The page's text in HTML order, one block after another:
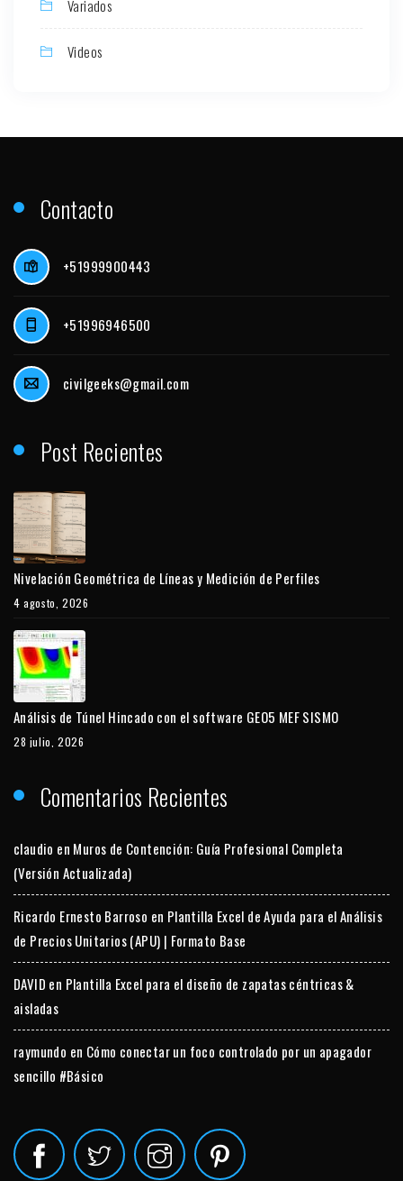
Variados
Videos
Contacto
+51999900443
+51996946500
civilgeeks@gmail.com
Post Recientes
Nivelación Geométrica de Líneas y Medición de Perfiles
4 agosto, 2026
Análisis de Túnel Hincado con el software GEO5 MEF SISMO
28 julio, 2026
Comentarios Recientes
claudio en Muros de Contención: Guía Profesional Completa
(Versión Actualizada)
Ricardo Ernesto Barroso en Plantilla Excel de Ayuda para el Análisis
de Precios Unitarios (APU) | Formato Base
DAVID en Plantilla Excel para el diseño de zapatas céntricas &
aisladas
raymundo en Cómo conectar un foco controlado por un apagador
sencillo #Básico